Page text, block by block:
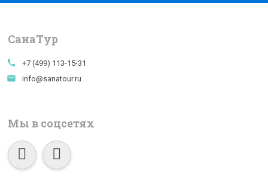
СанаTур
call +7 (499) 113-15-31
email info@sanatour.ru
Мы в соцсетях